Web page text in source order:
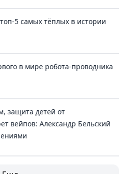
5 самых тёплых в истории
в мире робота-проводника
защита детей от
вейпов: Александр Бельский